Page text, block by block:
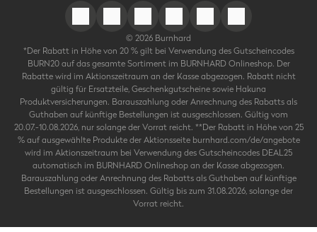
© 2026 Burnhard
*Der Rabatt in Höhe von 20 % gilt bei Verwendung des Gutscheincodes
BURN20 auf das gesamte Sortiment im BURNHARD Onlineshop. Der
Rabatte wird im Aktionszeitraum an der Kasse abgezogen. Rabatt nicht
gültig für Ersatzteile, Geschenkgutscheine sowie Hakuna
Produktversicherungen. Barauszahlung oder Anrechnung des Rabatts als
Guthaben auf künftige Bestellungen ist ausgeschlossen. Gültig vom
20.07.-10.08.2026, nur solange der Vorrat reicht. **Der Rabatt in Höhe von 25
% auf ausgewählte Produkte der Aktionsseite burnhard.com/de/angebote
wird im Aktionszeitraum bei Verwendung des Gutscheincodes DEAL25
automatisch im BURNHARD Onlineshop an der Kasse abgezogen.
Barauszahlung oder Anrechnung des Rabatts als Guthaben auf künftige
Bestellungen ist ausgeschlossen. Gültig bis zum 31.08.2026, solange der
Vorrat reicht.